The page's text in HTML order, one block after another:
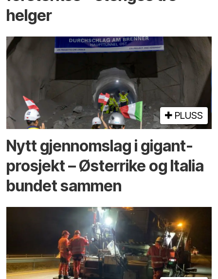
helger
PLUSS
Nytt gjennomslag i gigant­
prosjekt – Østerrike og Italia
bundet sammen